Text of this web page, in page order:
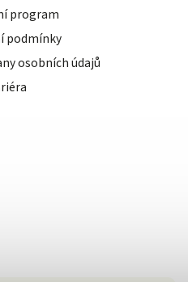
program
podmínky
osobních údajů